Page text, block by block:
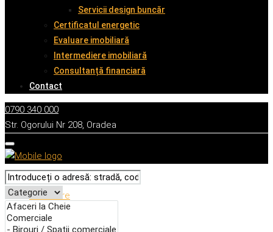
Servicii design buncăr
Certificatul energetic
Evaluare imobiliară
Intermediere imobiliară
Consultanță financiară
Contact
0790 340 000
Str. Ogorului Nr 208, Oradea
Descriere
Caracteristici
Adresă